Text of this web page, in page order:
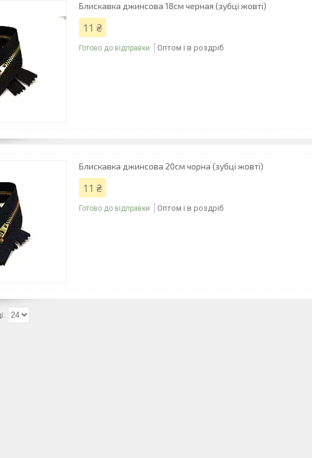
Блискавка джинсова 18см черная (зубці жовті)
11 ₴
Готово до відправки Оптом і в роздріб
Блискавка джинсова 20см чорна (зубці жовті)
11 ₴
Готово до відправки Оптом і в роздріб